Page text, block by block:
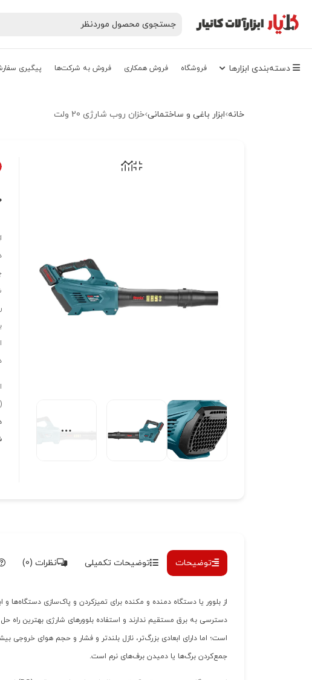
دسته‌‌بندی‌ ابزارها فروشگاه فروش همکاری فروش به شرکت‌ها پیگیری
خانه ابزار باغی و ساختمانی خزان روب شارژی 20 ولت
توضیحات توضیحات تکمیلی نظرات (0)
از بلوور یا دستگاه دمنده‌ و مکنده‌ برای تمیزکردن و پاک‌سازی دستگاه‌ها
است؛ اما دارای ابعادی بزرگ‌تر، نازل بلندتر و فشار و حجم هوای
جمع‌کردن برگ‌‌ها یا دمیدن برف‌‌های نرم است.